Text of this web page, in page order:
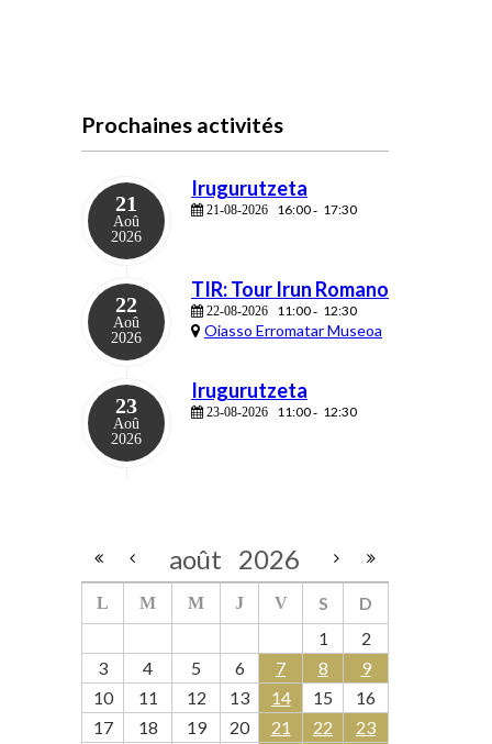
Prochaines activités
21
Aoû
2026
Irugurutzeta
21-08-2026 16:00- 17:30
22
Aoû
2026
TIR: Tour Irun Romano
22-08-2026 11:00- 12:30
Oiasso Erromatar Museoa
23
Aoû
2026
Irugurutzeta
23-08-2026 11:00- 12:30
août 2026
L M M J V S
D
1
2
3
4 5 6 7 8
9
10
11 12 13 14 15
16
17
18 19 20 21 22
23